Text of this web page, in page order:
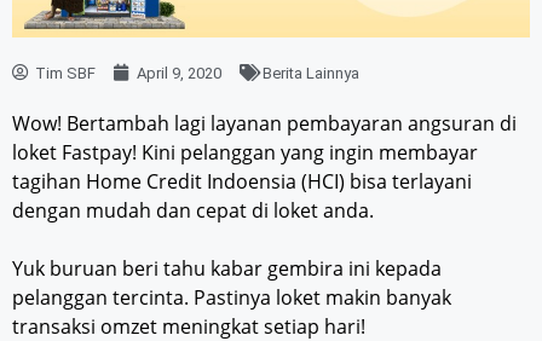
Tim SBF April 9, 2020 Berita Lainnya
Wow! Bertambah lagi layanan pembayaran angsuran di
loket Fastpay! Kini pelanggan yang ingin membayar
tagihan Home Credit Indoensia (HCI) bisa terlayani
dengan mudah dan cepat di loket anda.
Yuk buruan beri tahu kabar gembira ini kepada
pelanggan tercinta. Pastinya loket makin banyak
transaksi omzet meningkat setiap hari!